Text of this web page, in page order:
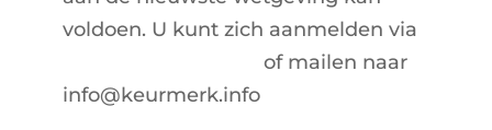
voldoen. U kunt zich aanmelden via
of mailen naar
info@keurmerk.info